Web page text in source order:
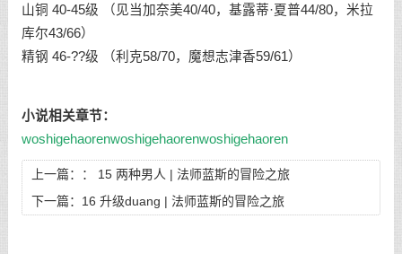
山铜 40-45级 （见当加奈美40/40，基露蒂·夏普44/80，米拉
库尔43/66）
精钢 46-??级 （利克58/70，魔想志津香59/61）
小说相关章节：
woshigehaorenwoshigehaorenwoshigehaoren
上一篇：： 15 两种男人 | 法师蓝斯的冒险之旅
下一篇： 16 升级duang | 法师蓝斯的冒险之旅